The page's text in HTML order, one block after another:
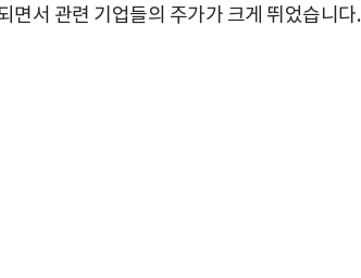
면서 관련 기업들의 주가가 크게 뛰었습니다.